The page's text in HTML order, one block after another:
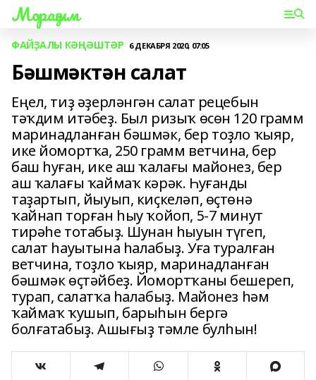
Мораҙым
ФАЙҘАЛЫ КӘҢӘШТӘР 6 ДЕКАБРЯ 2020, 07:05
Бәшмәктән салат
Еңел, тиҙ әҙерләнгән салат рецебын
тәҡдим итәбеҙ. Был ризыҡ өсөн 120 грамм
маринадланған бәшмәк, бер тоҙло ҡыяр,
ике йомортҡа, 250 грамм ветчина, бер
баш һуған, ике аш ҡалағы майонез, бер
аш ҡалағы ҡаймаҡ кәрәк. Һуғанды
таҙартып, йыуып, киҫкеләп, өҫтөнә
ҡайнап торған һыу ҡойоп, 5-7 минут
тирәһе тотабыҙ. Шунан һыуын түгеп,
салат һауытына һалабыҙ. Уға туралған
ветчина, тоҙло ҡыяр, маринадланған
бәшмәк өҫтәйбеҙ. Йомортҡаны бешереп,
турап, салатҡа һалабыҙ. Майонез һәм
ҡаймаҡ ҡушып, барыһын бергә
болғатабыҙ. Ашығыҙ тәмле булһын!